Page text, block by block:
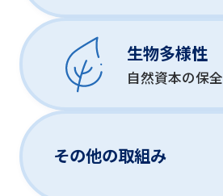
生物多様性
自然資本の保全
その他の取組み